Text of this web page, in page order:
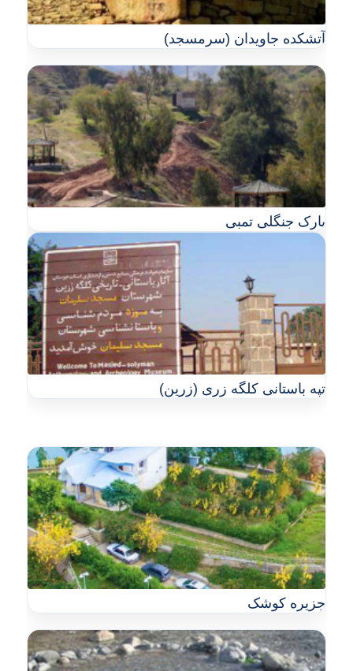
آتشکده جاویدان (سرمسجد)
پارک جنگلی تمبی
تپه باستانی کلگه زری (زرین)
جزیره کوشک